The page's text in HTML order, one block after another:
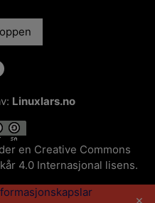
Linuxlars.no
en Creative Commons
4.0 Internasjonal lisens.
×